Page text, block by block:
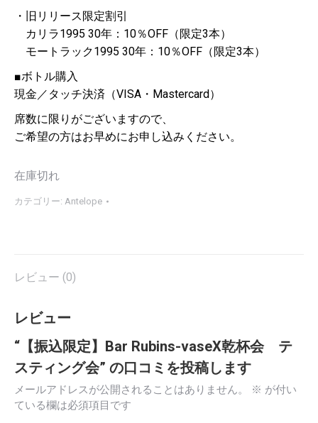
・旧リリース限定割引
カリラ1995 30年：10％OFF（限定3本）
モートラック1995 30年：10％OFF（限定3本）
■ボトル購入
現金／タッチ決済（VISA・Mastercard）
席数に限りがございますので、
ご希望の方はお早めにお申し込みください。
在庫切れ
カテゴリー: Antelope
レビュー (0)
レビュー
“【振込限定】Bar Rubins-vaseX乾杯会 テ
スティング会” の口コミを投稿します
メールアドレスが公開されることはありません。 ※ が付い
ている欄は必須項目です